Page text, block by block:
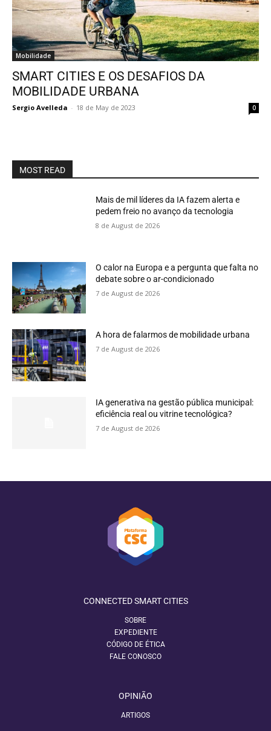
Mobilidade
SMART CITIES E OS DESAFIOS DA
MOBILIDADE URBANA
Sergio Avelleda - 18 de May de 2023 0
MOST READ
Mais de mil líderes da IA fazem alerta e
pedem freio no avanço da tecnologia
8 de August de 2026
O calor na Europa e a pergunta que falta no
debate sobre o ar-condicionado
7 de August de 2026
A hora de falarmos de mobilidade urbana
7 de August de 2026
IA generativa na gestão pública municipal:
eficiência real ou vitrine tecnológica?
7 de August de 2026
CONNECTED SMART CITIES
SOBRE
EXPEDIENTE
CÓDIGO DE ÉTICA
FALE CONOSCO
OPINIÃO
ARTIGOS